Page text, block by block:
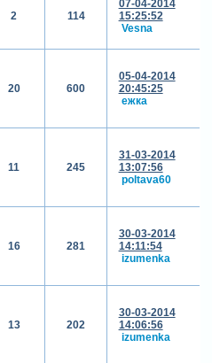
2 114
07-04-2014
15:25:52
Vesna
20 600
05-04-2014
20:45:25
ежка
11 245
31-03-2014
13:07:56
poltava60
16 281
30-03-2014
14:11:54
izumenka
13 202
30-03-2014
14:06:56
izumenka